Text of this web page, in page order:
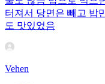
터져서 당면은 빼고 밥
도 맛있었음
Vehen